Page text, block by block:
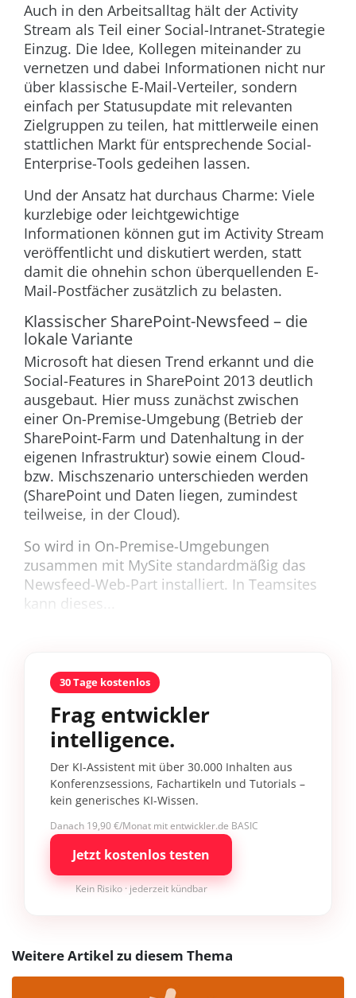
Auch in den Arbeitsalltag hält der Activity
Stream als Teil einer Social-Intranet-Strategie
Einzug. Die Idee, Kollegen miteinander zu
vernetzen und dabei Informationen nicht nur
über klassische E-Mail-Verteiler, sondern
einfach per Statusupdate mit relevanten
Zielgruppen zu teilen, hat mittlerweile einen
stattlichen Markt für entsprechende Social-
Enterprise-Tools gedeihen lassen.
Und der Ansatz hat durchaus Charme: Viele
kurzlebige oder leichtgewichtige
Informationen können gut im Activity Stream
veröffentlicht und diskutiert werden, statt
damit die ohnehin schon überquellenden E-
Mail-Postfächer zusätzlich zu belasten.
Klassischer SharePoint-Newsfeed – die
lokale Variante
Microsoft hat diesen Trend erkannt und die
Social-Features in SharePoint 2013 deutlich
ausgebaut. Hier muss zunächst zwischen
einer On-Premise-Umgebung (Betrieb der
SharePoint-Farm und Datenhaltung in der
eigenen Infrastruktur) sowie einem Cloud-
bzw. Mischszenario unterschieden werden
(SharePoint und Daten liegen, zumindest
teilweise, in der Cloud).
So wird in On-Premise-Umgebungen
zusammen mit MySite standardmäßig das
Newsfeed-Web-Part installiert. In Teamsites
kann dieses...
30 Tage kostenlos
Frag entwickler
intelligence.
Der KI-Assistent mit über 30.000 Inhalten aus
Konferenzsessions, Fachartikeln und Tutorials –
kein generisches KI-Wissen.
Danach 19,90 €/Monat mit entwickler.de BASIC
Jetzt kostenlos testen
Kein Risiko · jederzeit kündbar
Weitere Artikel zu diesem Thema